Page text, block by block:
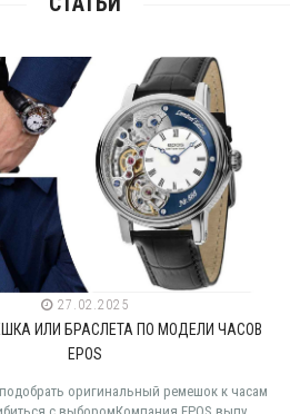
27.02.2025
ИЛИ БРАСЛЕТА ПО МОДЕЛИ ЧАСОВ
EPOS
оригинальный ремешок к часам